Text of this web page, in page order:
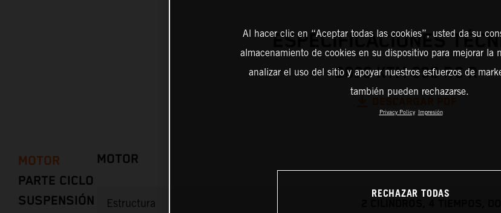
ESPECIFICACIONES
2026 KTM 990 RC R
MOTOR
PARTE CICLO
SUSPENSIÓN
MOTOR
Estructura 2 CILINDROS, 4 TIEMPOS,
Al hacer clic en “Aceptar todas las cookies”, usted da su
almacenamiento de cookies en su dispositivo para mejorar la
analizar el uso del sitio y apoyar nuestros esfuerzos de
también pueden rechazarse.
Privacy Policy Impresión
RECHAZAR TODAS